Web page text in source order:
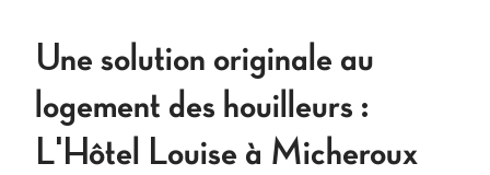
Une solution originale au
logement des houilleurs :
L'Hôtel Louise à Micheroux